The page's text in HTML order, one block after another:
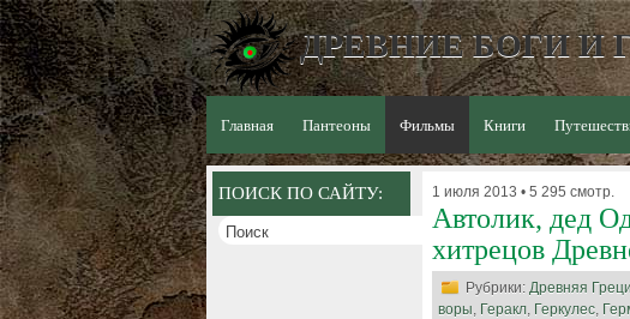
ДРЕВНИЕ БОГИ И
Главная Пантеоны Фильмы Книги
ПОИСК ПО САЙТУ: 1 июля 2013 • 5 295 смотр.
Автолик, дед
хитрецов
Рубрики: Древняя
воры, Геракл, Геркулес,